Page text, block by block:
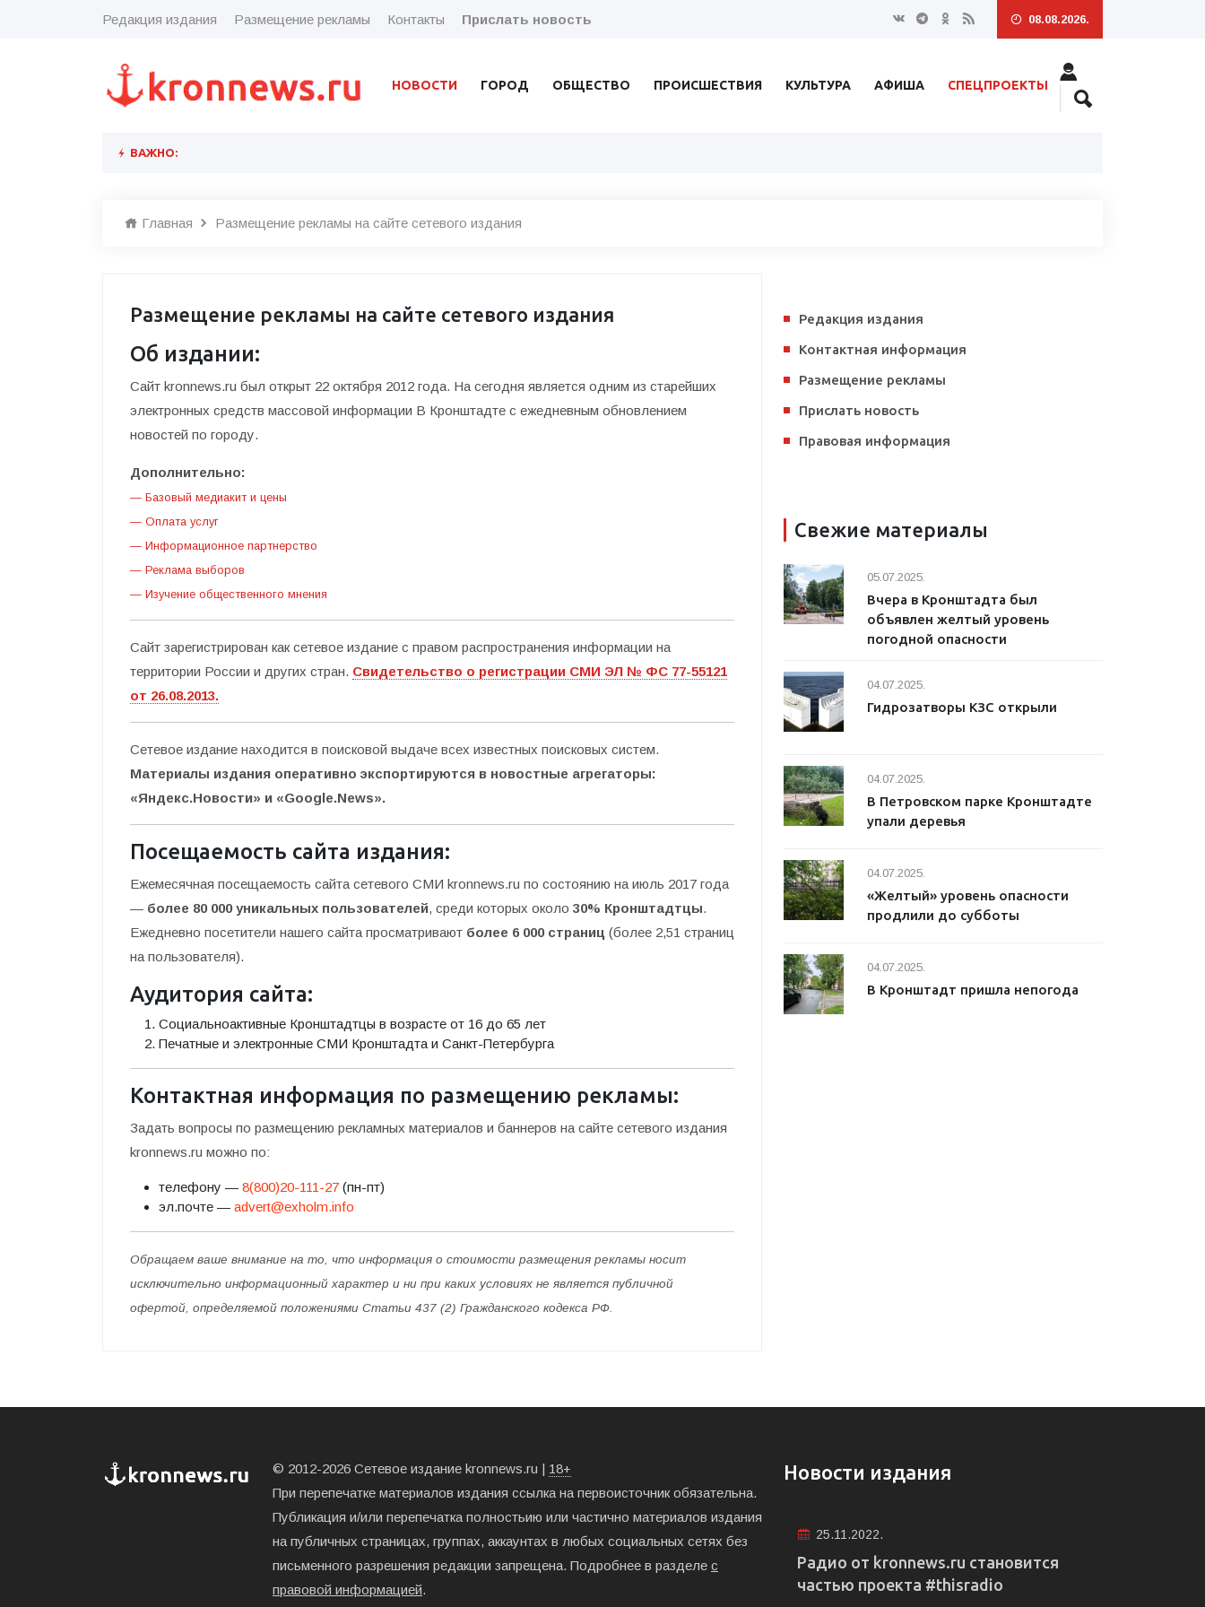
Редакция издания Размещение рекламы Контакты Прислать новость 08.08.2026.
НОВОСТИ ГОРОД ОБЩЕСТВО ПРОИСШЕСТВИЯ КУЛЬТУРА АФИША СПЕЦПРОЕКТЫ
ВАЖНО:
Главная Размещение рекламы на сайте сетевого издания
Размещение рекламы на сайте сетевого издания
Об издании:
Сайт kronnews.ru был открыт 22 октября 2012 года. На сегодня является одним из старейших
электронных средств массовой информации В Кронштадте с ежедневным обновлением
новостей по городу.
Дополнительно:
— Базовый медиакит и цены
— Оплата услуг
— Информационное партнерство
— Реклама выборов
— Изучение общественного мнения
Сайт зарегистрирован как сетевое издание с правом распространения информации на
территории России и других стран. Свидетельство о регистрации СМИ ЭЛ № ФС 77-55121
от 26.08.2013.
Сетевое издание находится в поисковой выдаче всех известных поисковых систем.
Материалы издания оперативно экспортируются в новостные агрегаторы:
«Яндекс.Новости» и «Google.News».
Посещаемость сайта издания:
Ежемесячная посещаемость сайта сетевого СМИ kronnews.ru по состоянию на июль 2017 года
— более 80 000 уникальных пользователей, среди которых около 30% Кронштадтцы.
Ежедневно посетители нашего сайта просматривают более 6 000 страниц (более 2,51 страниц
на пользователя).
Аудитория сайта:
Социальноактивные Кронштадтцы в возрасте от 16 до 65 лет
Печатные и электронные СМИ Кронштадта и Санкт-Петербурга
Контактная информация по размещению рекламы:
Задать вопросы по размещению рекламных материалов и баннеров на сайте сетевого издания
kronnews.ru можно по:
телефону — 8(800)20-111-27 (пн-пт)
эл.почте — advert@exholm.info
Обращаем ваше внимание на то, что информация о стоимости размещения рекламы носит
исключительно информационный характер и ни при каких условиях не является публичной
офертой, определяемой положениями Статьи 437 (2) Гражданского кодекса РФ.
Редакция издания
Контактная информация
Размещение рекламы
Прислать новость
Правовая информация
Свежие материалы
05.07.2025.
Вчера в Кронштадта был
объявлен желтый уровень
погодной опасности
04.07.2025.
Гидрозатворы КЗС открыли
04.07.2025.
В Петровском парке Кронштадте
упали деревья
04.07.2025.
«Желтый» уровень опасности
продлили до субботы
04.07.2025.
В Кронштадт пришла непогода
© 2012-2026 Сетевое издание kronnews.ru | 18+
При перепечатке материалов издания ссылка на первоисточник обязательна.
Публикация и/или перепечатка полностьию или частично материалов издания
на публичных страницах, группах, аккаунтах в любых социальных сетях без
письменного разрешения редакции запрещена. Подробнее в разделе с
правовой информацией.
Новости издания
25.11.2022.
Радио от kronnews.ru становится
частью проекта #thisradio